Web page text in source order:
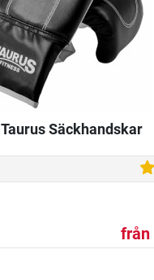
Taurus Säckhandskar
från